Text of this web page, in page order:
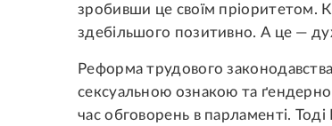
зробивши це своїм пріоритетом.
здебільшого позитивно. А це —
Реформа трудового
сексуальною ознакою та
час обговорень в парламенті.